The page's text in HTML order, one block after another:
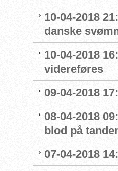
10-04-2018
danske
10-04-2018
videreføres
09-04-2018
08-04-2018
blod på
07-04-2018